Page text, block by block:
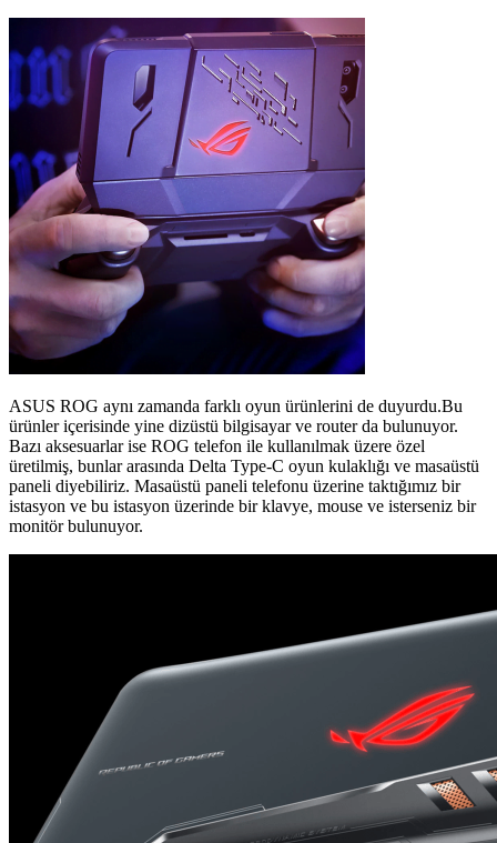
ASUS ROG aynı zamanda farklı oyun ürünlerini de duyurdu.Bu
ürünler içerisinde yine dizüstü bilgisayar ve router da bulunuyor.
Bazı aksesuarlar ise ROG telefon ile kullanılmak üzere özel
üretilmiş, bunlar arasında Delta Type-C oyun kulaklığı ve masaüstü
paneli diyebiliriz. Masaüstü paneli telefonu üzerine taktığımız bir
istasyon ve bu istasyon üzerinde bir klavye, mouse ve isterseniz bir
monitör bulunuyor.